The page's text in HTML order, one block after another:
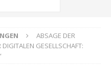
ABSAGE DER
GESELLSCHAFT: